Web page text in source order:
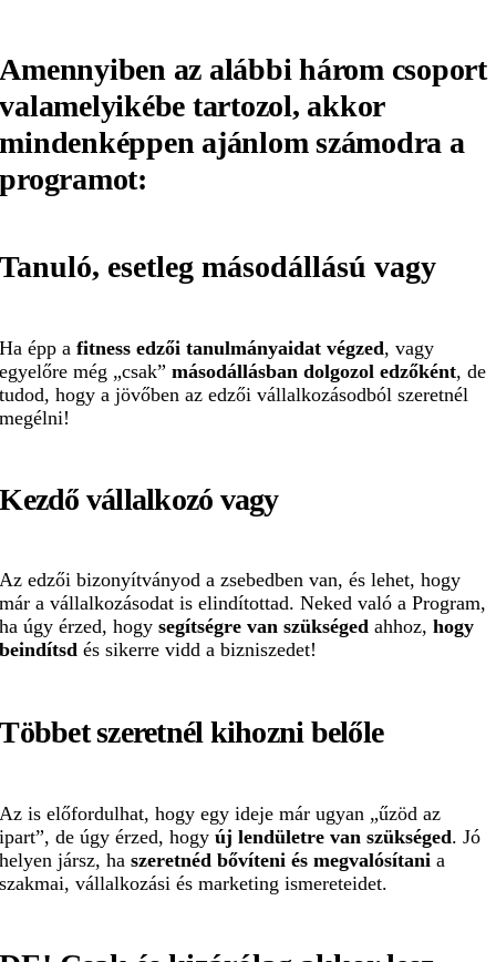
Amennyiben az alábbi három csoport
valamelyikébe tartozol, akkor
mindenképpen ajánlomszámodra a
programot:
Tanuló, esetleg másodállású vagy
Ha épp afitness edzői tanulmányaidat végzed, vagy
egyelőre még „csak”másodállásban dolgozol edzőként, de
tudod, hogy a jövőben az edzői vállalkozásodból szeretnél
megélni!
Kezdő vállalkozó vagy
Az edzői bizonyítványod a zsebedben van, és lehet, hogy
már a vállalkozásodat is elindítottad. Neked való a Program,
ha úgy érzed, hogysegítségre van szükséged ahhoz,hogy
beindítsd és sikerre vidd a bizniszedet!
Többet szeretnél kihozni belőle
Az is előfordulhat, hogy egy ideje már ugyan „űzöd az
ipart”, de úgy érzed, hogyúj lendületre van szükséged. Jó
helyen jársz, haszeretnéd bővíteni és megvalósítani a
szakmai, vállalkozási és marketing ismereteidet.